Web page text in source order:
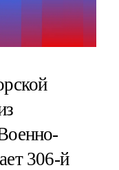
306-й